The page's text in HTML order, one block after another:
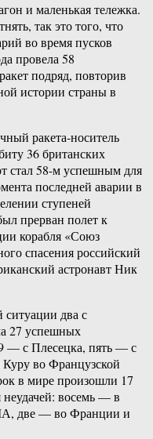
и маленькая тележка.
так это того, что
во время пусков
провела 58
подряд, повторив
истории страны в
ракета-носитель
36 британских
стал 58-м успешным для
последней аварии в
ступеней
прерван полет к
корабля «Союз
спасения российский
астронавт Ник
два с
27 успешных
— с Плесецка, пять — с
во Французской
в мире произошли 17
восемь — в
две — во Франции и